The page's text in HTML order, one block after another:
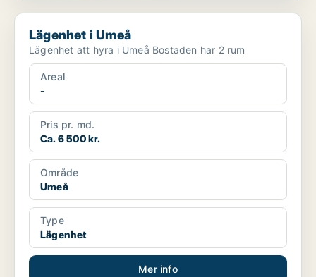
Lägenhet i Umeå
Lägenhet i Umeå
Lägenhet att hyra i Umeå Bostaden har 2 rum
Areal
-
Pris pr. md.
Ca. 6 500 kr.
Område
Umeå
Type
Lägenhet
Mer info